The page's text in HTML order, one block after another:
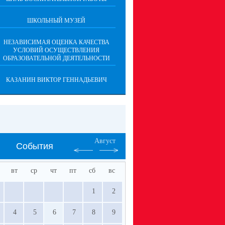
ШКОЛЬНЫЙ МУЗЕЙ
НЕЗАВИСИМАЯ ОЦЕНКА КАЧЕСТВА
УСЛОВИЙ ОСУЩЕСТВЛЕНИЯ
ОБРАЗОВАТЕЛЬНОЙ ДЕЯТЕЛЬНОСТИ
КАЗАНИН ВИКТОР ГЕННАДЬЕВИЧ
События
Август
вт ср чт пт сб вс
1 2
4 5 6 7 8 9